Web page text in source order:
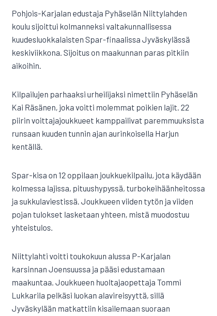
Pohjois-Karjalan edustaja Pyhäselän Niittylahden
koulu sijoittui kolmanneksi valtakunnallisessa
kuudesluokkalaisten Spar-finaalissa Jyväskylässä
keskiviikkona. Sijoitus on maakunnan paras pitkiin
aikoihin.
Kilpailujen parhaaksi urheilijaksi nimettiin Pyhäselän
Kai Räsänen, joka voitti molemmat poikien lajit. 22
piirin voittajajoukkueet kamppailivat paremmuuksista
runsaan kuuden tunnin ajan aurinkoisella Harjun
kentällä.
Spar-kisa on 12 oppilaan joukkuekilpailu, jota käydään
kolmessa lajissa, pituushypyssä, turbokeihäänheitossa
ja sukkulaviestissä. Joukkueen viiden tytön ja viiden
pojan tulokset lasketaan yhteen, mistä muodostuu
yhteistulos.
Niittylahti voitti toukokuun alussa P-Karjalan
karsinnan Joensuussa ja pääsi edustamaan
maakuntaa. Joukkueen huoltajaopettaja Tommi
Lukkarila pelkäsi luokan alavireisyyttä, sillä
Jyväskylään matkattiin kisailemaan suoraan